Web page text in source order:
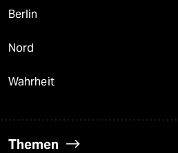
Berlin
Nord
Wahrheit
Themen